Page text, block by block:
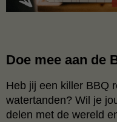
Doe mee aan de
Heb jij een killer BBQ
watertanden? Wil je
delen met de wereld